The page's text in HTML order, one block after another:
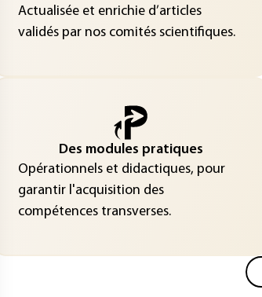
Actualisée et enrichie d’articles
validés par nos comités scientifiques.
Des modules pratiques
Opérationnels et didactiques, pour
garantir l'acquisition des
compétences transverses.